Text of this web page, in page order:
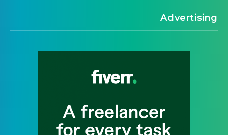
Advertising